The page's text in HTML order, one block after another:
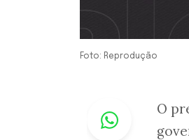
Foto: Reprodução
Whastapp
O